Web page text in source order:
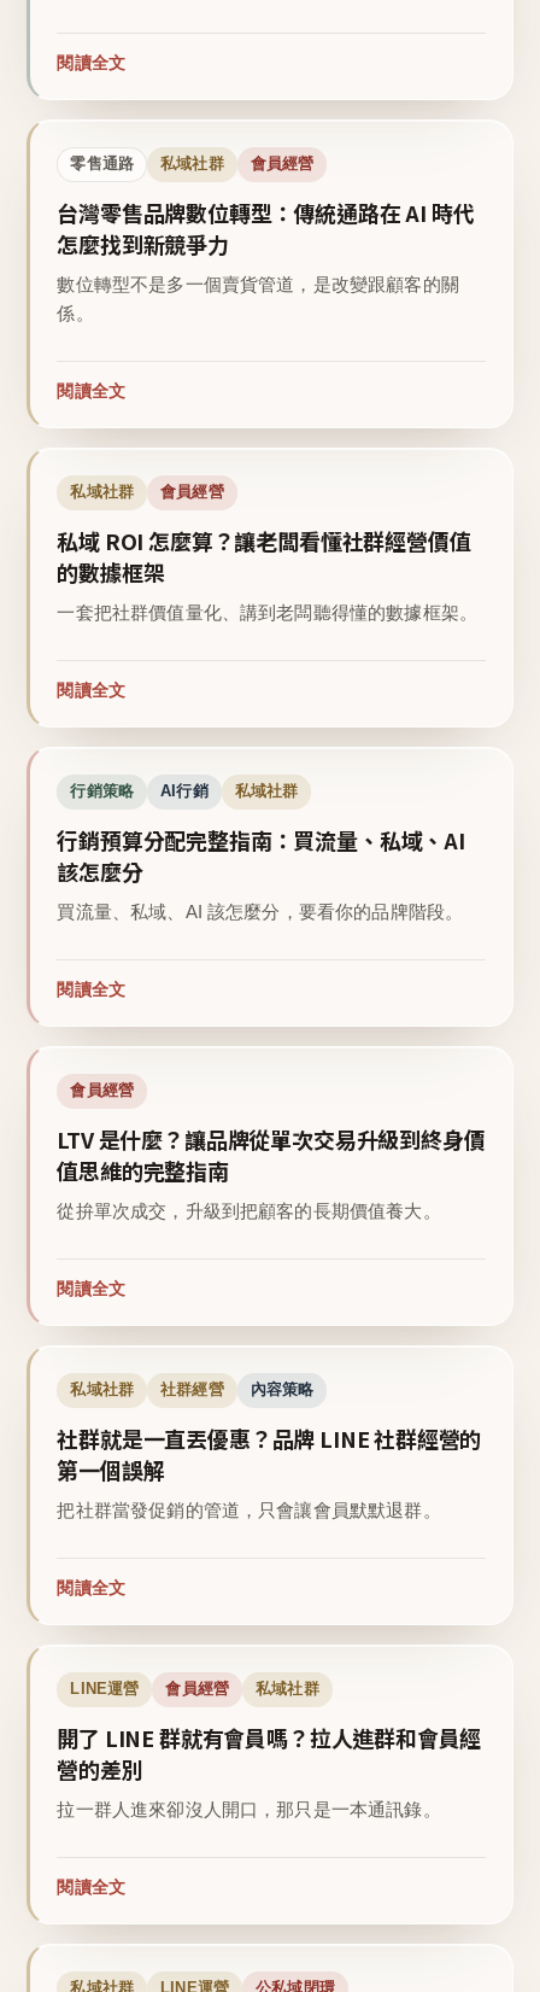
閱讀全文
零售通路 私域社群 會員經營
台灣零售品牌數位轉型：傳統通路在 AI 時代
怎麼找到新競爭力
數位轉型不是多一個賣貨管道，是改變跟顧客的關
係。
閱讀全文
私域社群 會員經營
私域 ROI 怎麼算？讓老闆看懂社群經營價值
的數據框架
一套把社群價值量化、講到老闆聽得懂的數據框架。
閱讀全文
行銷策略 AI行銷 私域社群
行銷預算分配完整指南：買流量、私域、AI
該怎麼分
買流量、私域、AI 該怎麼分，要看你的品牌階段。
閱讀全文
會員經營
LTV 是什麼？讓品牌從單次交易升級到終身價
值思維的完整指南
從拚單次成交，升級到把顧客的長期價值養大。
閱讀全文
私域社群 社群經營 內容策略
社群就是一直丟優惠？品牌 LINE 社群經營的
第一個誤解
把社群當發促銷的管道，只會讓會員默默退群。
閱讀全文
LINE運營 會員經營 私域社群
開了 LINE 群就有會員嗎？拉人進群和會員經
營的差別
拉一群人進來卻沒人開口，那只是一本通訊錄。
閱讀全文